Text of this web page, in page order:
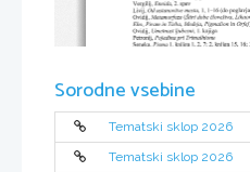
Sorodne vsebine
Tematski sklop 2026
Tematski sklop 2026